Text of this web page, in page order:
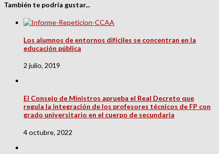
También te podría gustar...
Los alumnos de entornos difíciles se concentran en la
educación pública
2 julio, 2019
El Consejo de Ministros aprueba el Real Decreto que
regula la integración de los profesores técnicos de FP con
grado universitario en el cuerpo de secundaria
4 octubre, 2022